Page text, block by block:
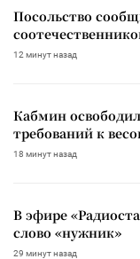
Посольство
12 минут назад
Кабмин
требований к
18 минут назад
В эфире
слово «нужник»
29 минут назад